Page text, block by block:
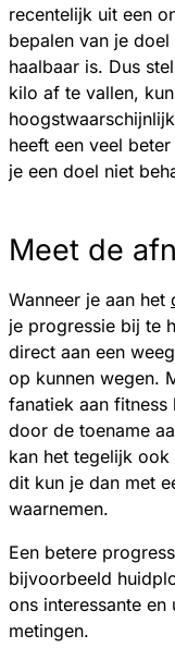
recentelijk uit een
bepalen van je
haalbaar is. Dus
kilo af te vallen,
heeft een veel
je een doel niet
Meet de
Wanneer je aan het
je progressie bij te
direct aan een
op kunnen wegen.
fanatiek aan
door de toename
kan het tegelijk
dit kun je dan met
waarnemen.
Een betere
bijvoorbeeld
ons interessante
metingen.